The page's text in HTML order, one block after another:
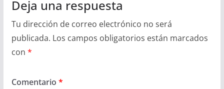
Deja una respuesta
Tu dirección de correo electrónico no será
publicada. Los campos obligatorios están marcados
con *
Comentario *